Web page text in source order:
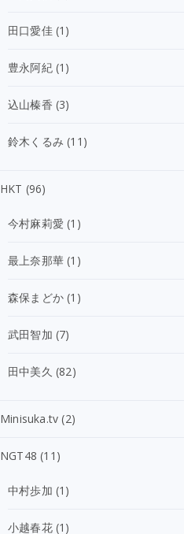
田口愛佳(1)
豊永阿紀(1)
込山榛香 (3)
鈴木くるみ (11)
HKT (96)
今村麻莉愛 (1)
最上奈那華 (1)
森保まどか (1)
武田智加 (7)
田中美久 (82)
Minisuka.tv (2)
NGT48 (11)
中村歩加 (1)
小越春花(1)